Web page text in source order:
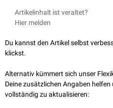
Artikelinhalt ist veraltet?
Hier melden
Du kannst den Artikel selbst
klickst.
Alternativ kümmert sich unser
Deine zusätzlichen Angaben
vollständig zu aktualisieren: